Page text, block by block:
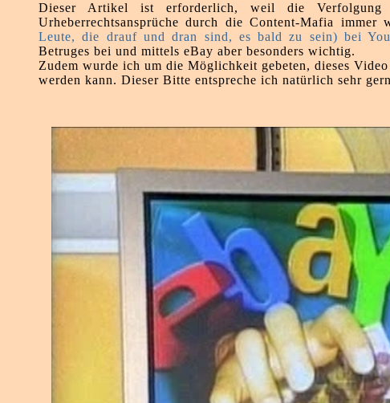
Dieser Artikel ist erforderlich, weil die Verfolgung
Urheberrechtsansprüche durch die Content-Mafia
Leute, die drauf und dran sind, es bald zu sein) bei
Betruges bei und mittels eBay aber besonders wichtig.
Zudem wurde ich um die Möglichkeit gebeten, dieses
werden kann. Dieser Bitte entspreche ich natürlich sehr